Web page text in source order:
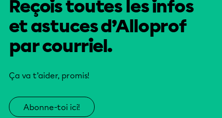
Reçois toutes les infos
et astuces d’Alloprof
par courriel.
Ça va t’aider, promis!
Abonne-toi ici!